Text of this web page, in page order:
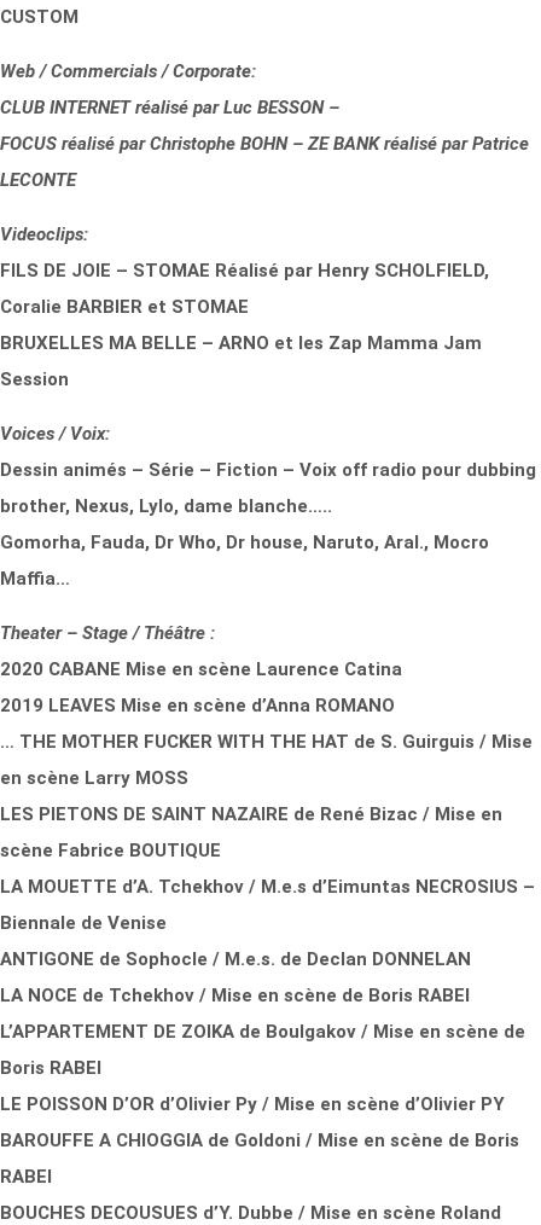
CUSTOM
Web / Commercials / Corporate:
CLUB INTERNET réalisé par Luc BESSON –
FOCUS réalisé par Christophe BOHN – ZE BANK réalisé par Patrice
LECONTE
Videoclips:
FILS DE JOIE – STOMAE Réalisé par Henry SCHOLFIELD,
Coralie BARBIER et STOMAE
BRUXELLES MA BELLE – ARNO et les Zap Mamma Jam
Session
Voices / Voix:
Dessin animés – Série – Fiction – Voix off radio pour dubbing
brother, Nexus, Lylo, dame blanche…..
Gomorha, Fauda, Dr Who, Dr house, Naruto, Aral., Mocro
Maffia…
Theater – Stage / Théâtre :
2020 CABANE Mise en scène Laurence Catina
2019 LEAVES Mise en scène d’Anna ROMANO
… THE MOTHER FUCKER WITH THE HAT de S. Guirguis / Mise
en scène Larry MOSS
LES PIETONS DE SAINT NAZAIRE de René Bizac / Mise en
scène Fabrice BOUTIQUE
LA MOUETTE d’A. Tchekhov / M.e.s d’Eimuntas NECROSIUS –
Biennale de Venise
ANTIGONE de Sophocle / M.e.s. de Declan DONNELAN
LA NOCE de Tchekhov / Mise en scène de Boris RABEI
L’APPARTEMENT DE ZOIKA de Boulgakov / Mise en scène de
Boris RABEI
LE POISSON D’OR d’Olivier Py / Mise en scène d’Olivier PY
BAROUFFE A CHIOGGIA de Goldoni / Mise en scène de Boris
RABEI
BOUCHES DECOUSUES d’Y. Dubbe / Mise en scène Roland